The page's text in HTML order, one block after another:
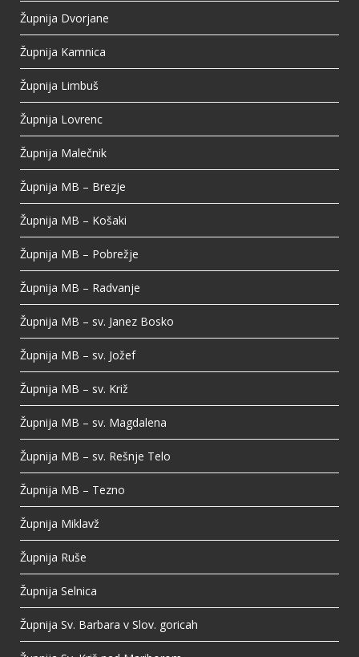
Župnija Dvorjane
Župnija Kamnica
Župnija Limbuš
Župnija Lovrenc
Župnija Malečnik
Župnija MB – Brezje
Župnija MB – Košaki
Župnija MB – Pobrežje
Župnija MB – Radvanje
Župnija MB – sv. Janez Bosko
Župnija MB – sv. Jožef
Župnija MB – sv. Križ
Župnija MB – sv. Magdalena
Župnija MB – sv. Rešnje Telo
Župnija MB – Tezno
Župnija Miklavž
Župnija Ruše
Župnija Selnica
Župnija Sv. Barbara v Slov. goricah